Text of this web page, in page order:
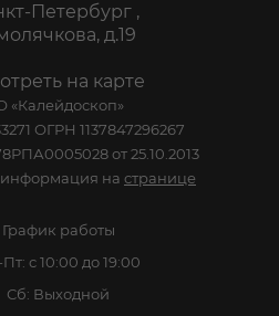
Петербург ,
д.19
на карте
«Калейдоскоп»
ОГРН 1137847296267
от 25.10.2013
на странице
График работы
с 10:00 до 19:00
Сб: Выходной